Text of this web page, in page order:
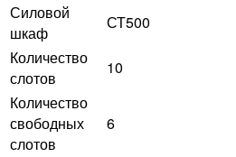
Силовой
шкаф
СТ500
Количество
слотов
10
Количество
свободных
слотов
6